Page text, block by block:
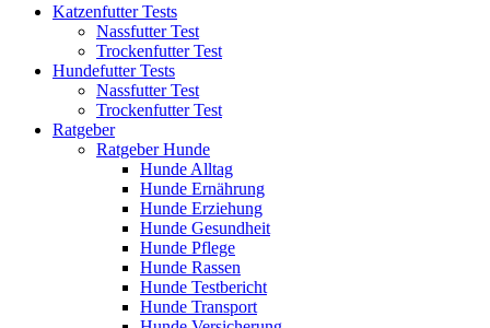
Katzenfutter Tests
Nassfutter Test
Trockenfutter Test
Hundefutter Tests
Nassfutter Test
Trockenfutter Test
Ratgeber
Ratgeber Hunde
Hunde Alltag
Hunde Ernährung
Hunde Erziehung
Hunde Gesundheit
Hunde Pflege
Hunde Rassen
Hunde Testbericht
Hunde Transport